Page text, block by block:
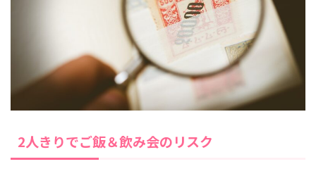
2人きりでご飯＆飲み会のリスク